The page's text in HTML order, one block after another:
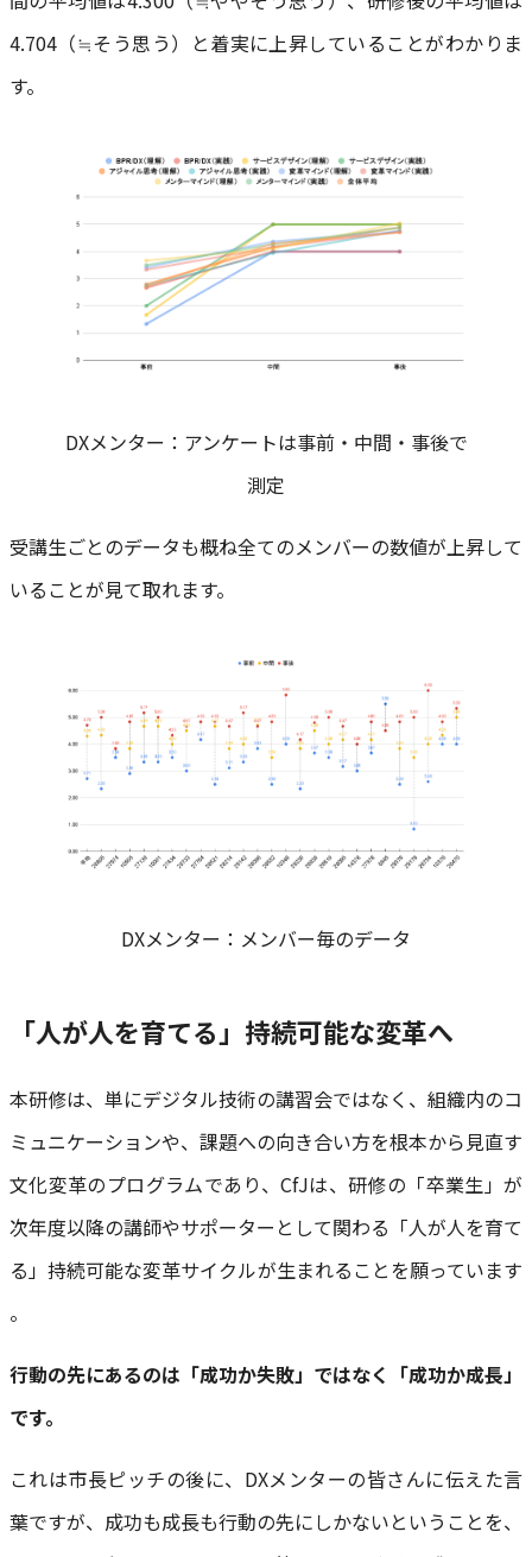
4.704（≒そう思う）と着実に上昇していることがわかりま
す。
DXメンター：アンケートは事前・中間・事後で
測定
受講生ごとのデータも概ね全てのメンバーの数値が上昇して
いることが見て取れます。
DXメンター：メンバー毎のデータ
「人が人を育てる」持続可能な変革へ
本研修は、単にデジタル技術の講習会ではなく、組織内のコ
ミュニケーションや、課題への向き合い方を根本から見直す
文化変革のプログラムであり、CfJは、研修の「卒業生」が
次年度以降の講師やサポーターとして関わる「人が人を育て
る」持続可能な変革サイクルが生まれることを願っています
。
行動の先にあるのは「成功か失敗」ではなく「成功か成長」
です。
これは市長ピッチの後に、DXメンターの皆さんに伝えた言
葉ですが、成功も成長も行動の先にしかないということを、